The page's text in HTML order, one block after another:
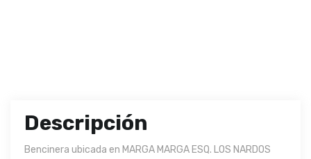
Descripción
Bencinera ubicada en MARGA MARGA ESQ. LOS NARDOS